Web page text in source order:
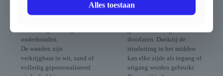
Dankzij de dubbele coating
onderhouden.
De wanden zijn
verkrijgbaar in wit, zand of
volledig gepersonaliseerd
doorlaten. Dankzij de
ritssluiting in het midden
kan elke zijde als ingang of
uitgang worden gebruikt.
Alles toestaan